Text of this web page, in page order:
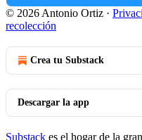
© 2026 Antonio Ortiz ·
recolección
Crea tu Substack
Descargar la app
Substack es el hogar de la